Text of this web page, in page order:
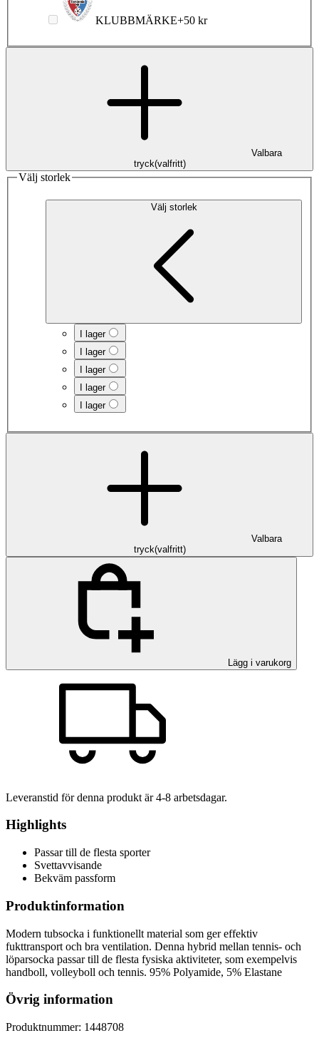
KLUBBMÄRKE+50 kr
Valbara
tryck(valfritt)
Välj storlek
Välj storlek
I lager
I lager
I lager
I lager
I lager
Valbara
tryck(valfritt)
Lägg i varukorg
Leveranstid för denna produkt är4-8 arbetsdagar.
Highlights
Passar till de flesta sporter
Svettavvisande
Bekväm passform
Produktinformation
Modern tubsocka i funktionellt material som ger effektiv
fukttransport och bra ventilation. Denna hybrid mellan tennis- och
löparsocka passar till de flesta fysiska aktiviteter, som exempelvis
handboll, volleyboll och tennis. 95% Polyamide, 5% Elastane
Övrig information
Produktnummer: 1448708